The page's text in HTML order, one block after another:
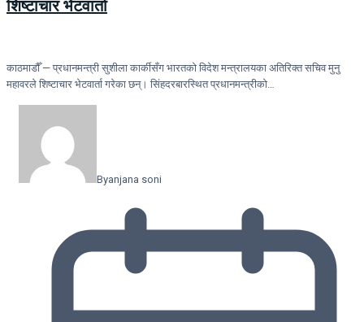
शिष्टाचार भेटवार्ता
काठमाडौँ — प्रधानमन्त्री सुशीला कार्कीसँग भारतको विदेश मन्त्रालयका अतिरिक्त सचिव मुनु
महावरले शिष्टाचार भेटवार्ता गरेका छन्। सिंहदरबारस्थित प्रधानमन्त्रीको…
Byanjana soni